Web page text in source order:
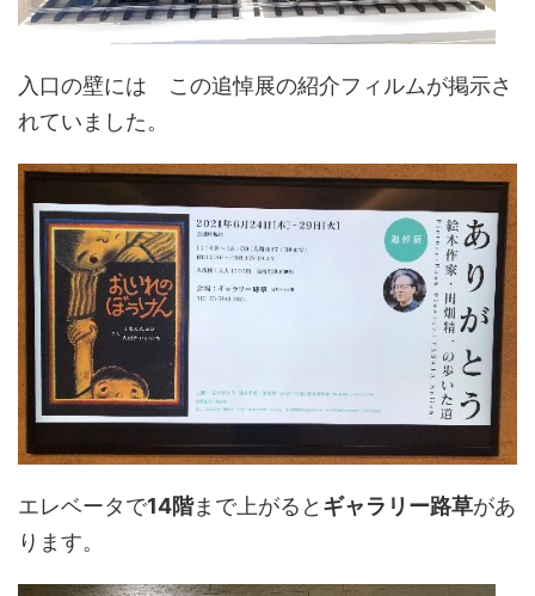
入口の壁には この追悼展の紹介フィルムが掲示さ
れていました。
エレベータで14階まで上がると ギャラリー路草があ
ります。